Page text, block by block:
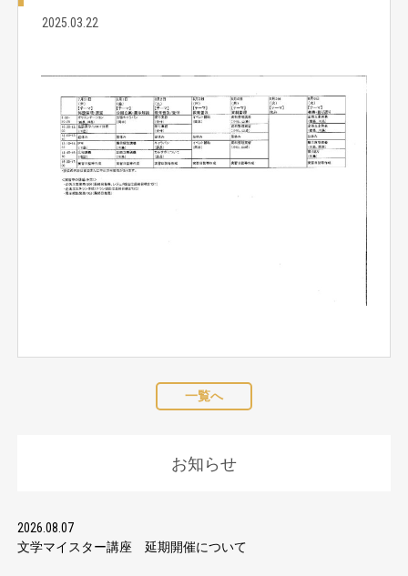
2025.03.22
一覧へ
お知らせ
2026.08.07
文学マイスター講座 延期開催について